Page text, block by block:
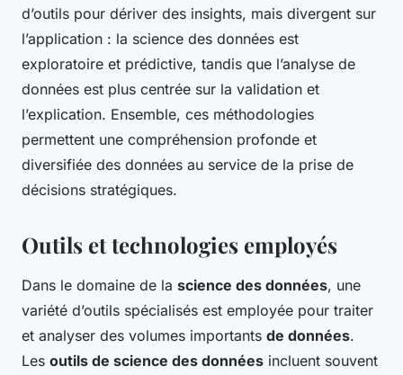
d’outils pour dériver des insights, mais divergent sur
l’application : la science des données est
exploratoire et prédictive, tandis que l’analyse de
données est plus centrée sur la validation et
l’explication. Ensemble, ces méthodologies
permettent une compréhension profonde et
diversifiée des données au service de la prise de
décisions stratégiques.
Outils et technologies employés
Dans le domaine de la science des données, une
variété d’outils spécialisés est employée pour traiter
et analyser des volumes importants de données.
Les outils de science des données incluent souvent